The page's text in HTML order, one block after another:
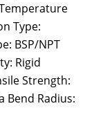
Type:
BSP/NPT
Rigid
Strength:
Bend Radius: